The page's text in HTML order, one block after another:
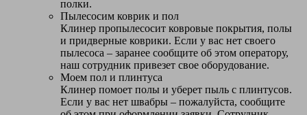
полки.
Пылесосим коврик и пол
Клинер пропылесосит ковровые покрытия, полы
и придверные коврики. Если у вас нет своего
пылесоса – заранее сообщите об этом оператору,
наш сотрудник привезет свое оборудование.
Моем пол и плинтуса
Клинер помоет полы и уберет пыль с плинтусов.
Если у вас нет швабры – пожалуйста, сообщите